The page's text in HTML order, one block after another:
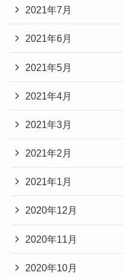
2021年7月
2021年6月
2021年5月
2021年4月
2021年3月
2021年2月
2021年1月
2020年12月
2020年11月
2020年10月